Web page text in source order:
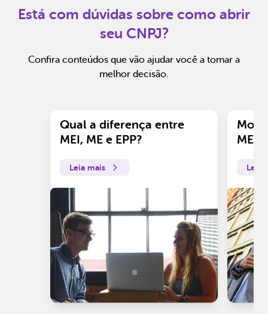
Está com dúvidas sobre como abrir
seu CNPJ?
Confira conteúdos que vão ajudar você a tomar a
melhor decisão.
Qual a diferença entre
MEI, ME e EPP?
Leia mais
ME?
Leia